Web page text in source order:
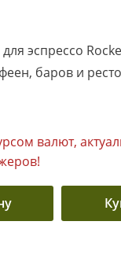
эспрессо
баров и
валют,